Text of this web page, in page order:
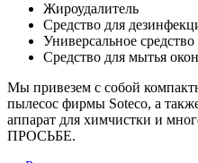
Жироудалитель
Средство для
Универсальное средство
Средство для мытья окон
Мы привезем с собой
пылесос фирмы Soteco, а
аппарат для химчистки и
ПРОСЬБЕ.